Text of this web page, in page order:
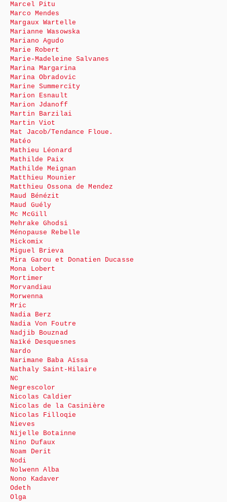
Marcel Pitu
Marco Mendes
Margaux Wartelle
Marianne Wasowska
Mariano Agudo
Marie Robert
Marie-Madeleine Salvanes
Marina Margarina
Marina Obradovic
Marine Summercity
Marion Esnault
Marion Jdanoff
Martin Barzilai
Martin Viot
Mat Jacob/Tendance Floue.
Matéo
Mathieu Léonard
Mathilde Paix
Mathilde Meignan
Matthieu Mounier
Matthieu Ossona de Mendez
Maud Bénézit
Maud Guély
Mc McGill
Mehrake Ghodsi
Ménopause Rebelle
Mickomix
Miguel Brieva
Mira Garou et Donatien Ducasse
Mona Lobert
Mortimer
Morvandiau
Morwenna
Mric
Nadia Berz
Nadia Von Foutre
Nadjib Bouznad
Naïké Desquesnes
Nardo
Narimane Baba Aïssa
Nathaly Saint-Hilaire
NC
Negrescolor
Nicolas Caldier
Nicolas de la Casinière
Nicolas Filloqie
Nieves
Nijelle Botainne
Nino Dufaux
Noam Derit
Nodi
Nolwenn Alba
Nono Kadaver
Odeth
Olga